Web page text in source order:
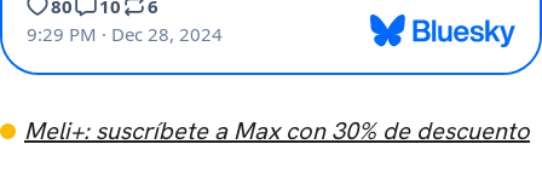
Meli+: suscríbete a Max con 30% de descuento